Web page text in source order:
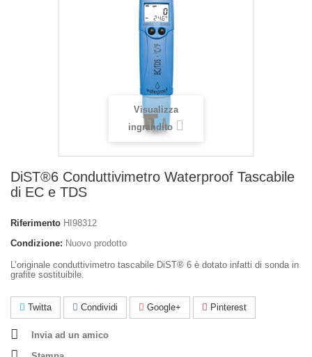
Visualizza
ingrandito
DiST®6 Conduttivimetro Waterproof Tascabile
di EC e TDS
Riferimento HI98312
Condizione: Nuovo prodotto
L’originale conduttivimetro tascabile DiST® 6 è dotato infatti di sonda in
grafite sostituibile.
Twitta Condividi Google+ Pinterest
Invia ad un amico